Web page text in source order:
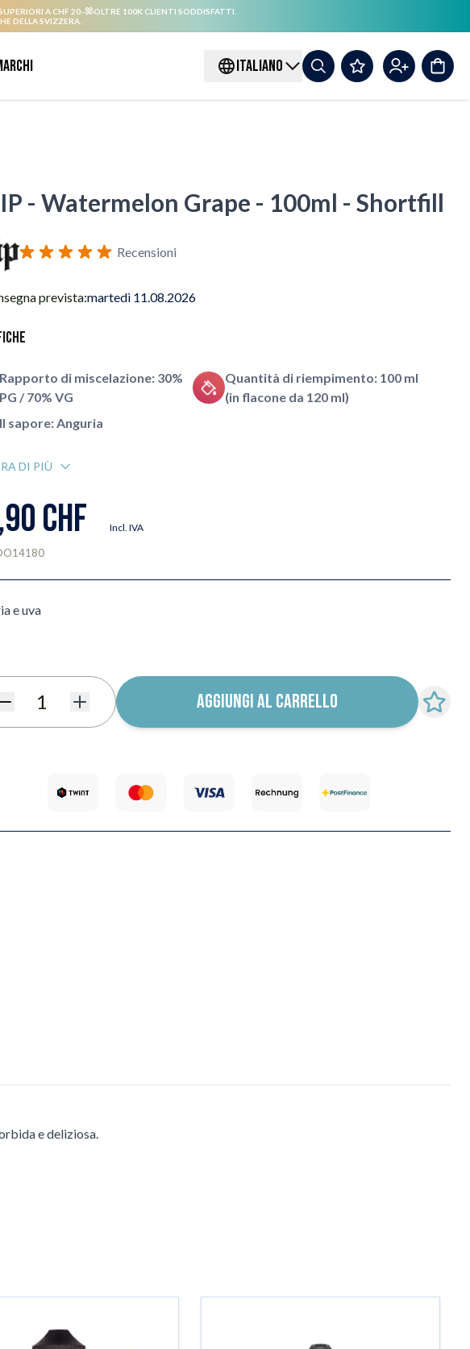
A CHF 20.-
OLTRE 100K CLIENTI SODDISFATTI.
DELLA SVIZZERA.
ITALIANO
- Watermelon Grape - 100ml - Shortfill
Recensioni
prevista:martedì 11.08.2026
Rapporto di miscelazione: 30%
/ 70% VG
Quantità di riempimento: 100 ml
(in flacone da 120 ml)
sapore: Anguria
DI PIÙ
CHF Incl. IVA
e uva
Quantità AGGIUNGI AL CARRELLO
e deliziosa.